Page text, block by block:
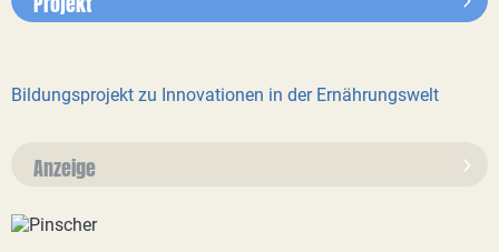
Bildungsprojekt zu Innovationen in der Ernährungswelt
Anzeige